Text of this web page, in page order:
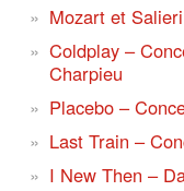
Mozart et
Coldplay –
Charpieu
Placebo –
Last Train –
I New Then –